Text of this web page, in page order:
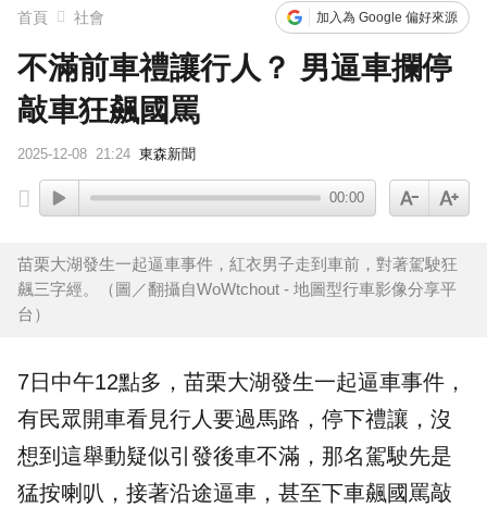
首頁 社會 加入為 Google 偏好來源
不滿前車禮讓行人？ 男逼車攔停
敲車狂飆國罵
2025-12-08 21:24 東森新聞
00:00
苗栗大湖發生一起逼車事件，紅衣男子走到車前，對著駕駛狂
飆三字經。（圖／翻攝自WoWtchout - 地圖型行車影像分享平
台）
7日中午12點多， 苗栗大湖發生一起逼車事件，
有民眾開車看見行人要過馬路，停下禮讓，沒
想到這舉動疑似引發後車不滿，那名駕駛先是
猛按喇叭，接著沿途逼車，甚至下車飆國罵敲